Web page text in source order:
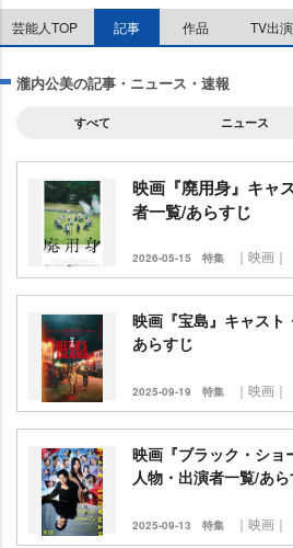
芸能人TOP 記事 作品 TV出演
瀧内公美の記事・ニュース・速報
すべて ニュース
映画『廃用身』キャ
者一覧/あらすじ
2026-05-15 特集 ｜映画｜
映画『宝島』キャスト
あらすじ
2025-09-19 特集 ｜映画｜
映画『ブラック・ショ
人物・出演者一覧/あ
2025-09-13 特集 ｜映画｜